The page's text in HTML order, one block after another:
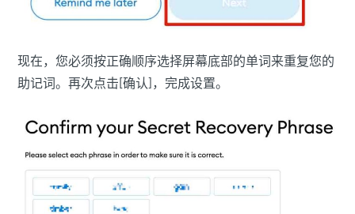
现在，您必须按正确顺序选择屏幕底部的单词来重复您的
助记词。再次点击[确认]，完成设置。